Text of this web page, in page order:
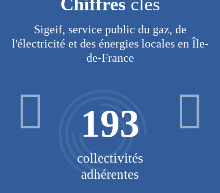
Chiffres clés
Sigeif, service public du gaz, de
l'électricité et des énergies locales en Île-
de-France
193
collectivités
adhérentes